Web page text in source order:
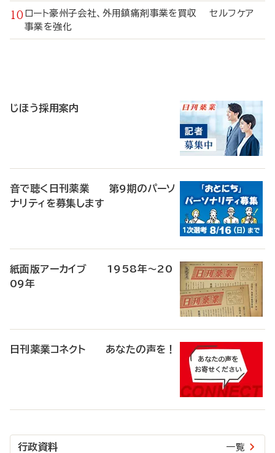
ロート豪州子会社、外用鎮痛剤事業を買収 セルフケア
事業を強化
じほう採用案内
音で聴く日刊薬業 第9期のパーソ
ナリティを募集します
紙面版アーカイブ 1958年～20
09年
日刊薬業コネクト あなたの声を！
行政資料 一覧